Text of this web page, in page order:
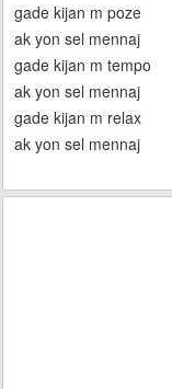
gade kijan m poze
ak yon sel mennaj
gade kijan m tempo
ak yon sel mennaj
gade kijan m relax
ak yon sel mennaj